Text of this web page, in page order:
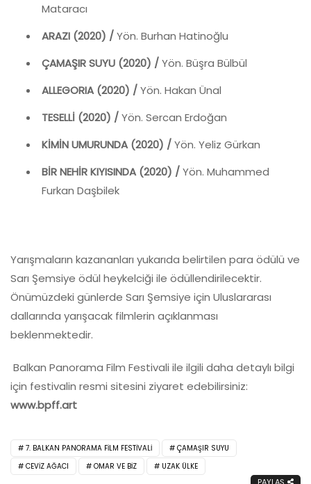
Mataracı
ARAZI (2020) /Yön. Burhan Hatinoğlu
ÇAMAŞIR SUYU (2020) /Yön. Büşra Bülbül
ALLEGORIA (2020) /Yön. Hakan Ünal
TESELLİ (2020) /Yön. Sercan Erdoğan
KİMİN UMURUNDA (2020) /Yön. Yeliz Gürkan
BİR NEHİR KIYISINDA (2020) /Yön. Muhammed
Furkan Daşbilek
Yarışmaların kazananları yukarıda belirtilen para ödülü ve
Sarı Şemsiye ödül heykelciği ile ödüllendirilecektir.
Önümüzdeki günlerde Sarı Şemsiye için Uluslararası
dallarında yarışacak filmlerin açıklanması
beklenmektedir.
Balkan Panorama Film Festivali ile ilgili daha detaylı bilgi
için festivalin resmi sitesini ziyaret edebilirsiniz:
www.bpff.art
7. BALKAN PANORAMA FILM FESTIVALI
ÇAMAŞIR SUYU
CEVIZ AĞACI
OMAR VE BİZ UZAK ÜLKE
PAYLAŞ